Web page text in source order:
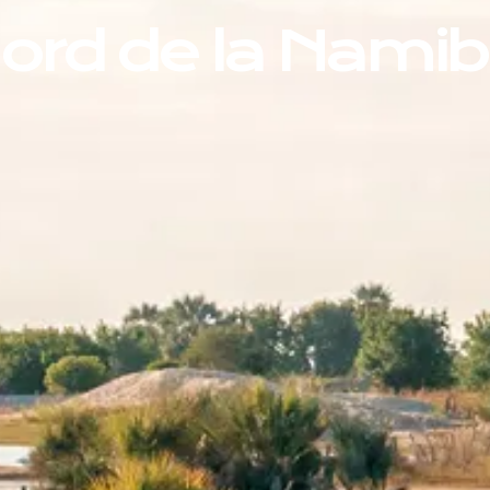
de la